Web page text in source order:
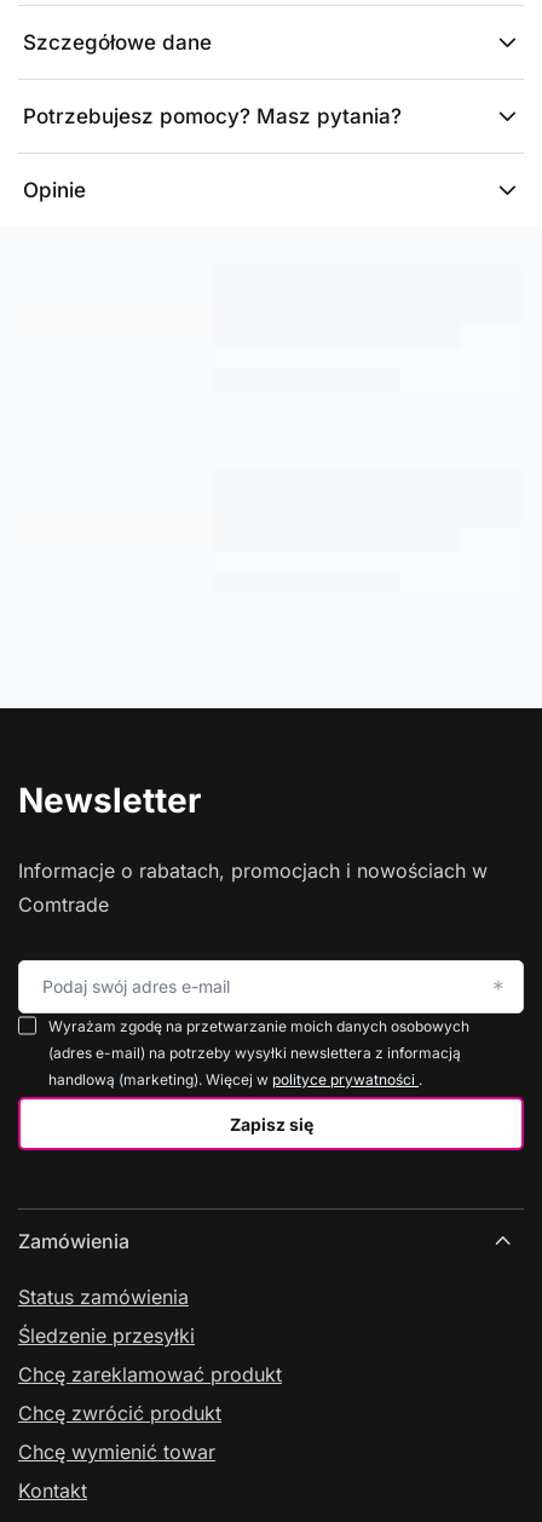
Szczegółowe dane
Potrzebujesz pomocy? Masz pytania?
Opinie
Newsletter
Informacje o rabatach, promocjach i nowościach w
Comtrade
Podaj swój adres e-mail
Zapisz się
Wyrażam zgodę na przetwarzanie moich danych osobowych
(adres e-mail) na potrzeby wysyłki newslettera z informacją
handlową (marketing). Więcej w polityce prywatności .
Zamówienia
Status zamówienia
Śledzenie przesyłki
Chcę zareklamować produkt
Chcę zwrócić produkt
Chcę wymienić towar
Kontakt